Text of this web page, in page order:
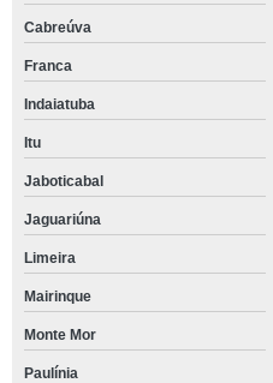
Cabreúva
Franca
Indaiatuba
Itu
Jaboticabal
Jaguariúna
Limeira
Mairinque
Monte Mor
Paulínia